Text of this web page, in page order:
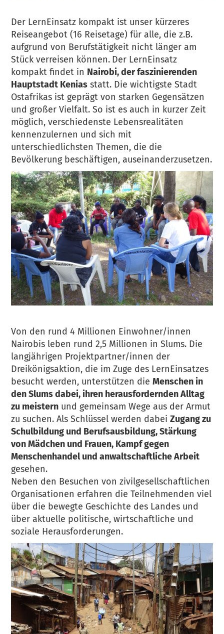
Der LernEinsatz kompakt ist unser kürzeres
Reiseangebot (16 Reisetage) für alle, die z.B.
aufgrund von Berufstätigkeit nicht länger am
Stück verreisen können. Der LernEinsatz
kompakt findet in Nairobi, der faszinierenden
Hauptstadt Kenias statt. Die wichtigste Stadt
Ostafrikas ist geprägt von starken Gegensätzen
und großer Vielfalt. So ist es auch in kurzer Zeit
möglich, verschiedenste Lebensrealitäten
kennenzulernen und sich mit
unterschiedlichsten Themen, die die
Bevölkerung beschäftigen, auseinanderzusetzen.
Von den rund 4 Millionen Einwohner/innen
Nairobis leben rund 2,5 Millionen in Slums. Die
langjährigen Projektpartner/innen der
Dreikönigsaktion, die im Zuge des LernEinsatzes
besucht werden, unterstützen dieMenschen in
den Slums dabei, ihren herausfordernden Alltag
zu meistern und gemeinsam Wege aus der Armut
zu suchen. Als Schlüssel werden dabeiZugang zu
Schulbildung und Berufsausbildung, Stärkung
von Mädchen und Frauen, Kampf gegen
Menschenhandel und anwaltschaftliche Arbeit
gesehen.
Neben den Besuchen von zivilgesellschaftlichen
Organisationen erfahren die Teilnehmenden viel
über die bewegte Geschichte des Landes und
über aktuelle politische, wirtschaftliche und
soziale Herausforderungen.